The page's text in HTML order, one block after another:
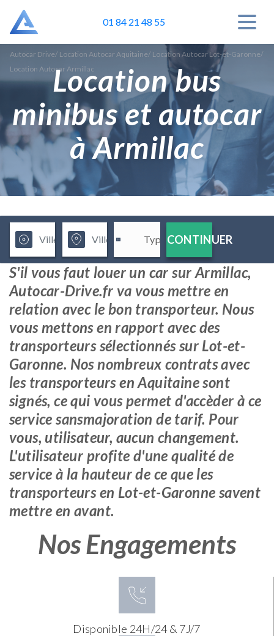
01 84 21 48 55
Autocar Drive/ Location Autocar Aquitaine/ Location Autocar Lot-et-Garonne/
Location Autocar ArmillacLocation bus
minibus et autocar
à Armillac
CONTINUER
S'il vous faut louer un car sur Armillac,
Autocar-Drive.fr va vous mettre en
relation avec le bon transporteur. Nous
vous mettons en rapport avec des
transporteurs sélectionnés sur Lot-et-
Garonne. Nos nombreux contrats avec
les transporteurs en Aquitaine sont
signés, ce qui vous permet d'accèder à ce
service sansmajoration de tarif. Pour
vous, utilisateur, aucun changement.
L'utilisateur profite d'une qualité de
service à la hauteur de ce que les
transporteurs en Lot-et-Garonne savent
mettre en avant.
Nos Engagements
Disponible 24H/24 & 7J/7